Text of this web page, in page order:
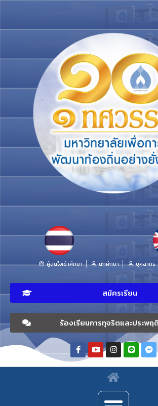
ผู้สนใจเข้าศึกษา นักศึกษา บุคลากร
สมัครเรียน
ร้องเรียนการทุจริตและประพ